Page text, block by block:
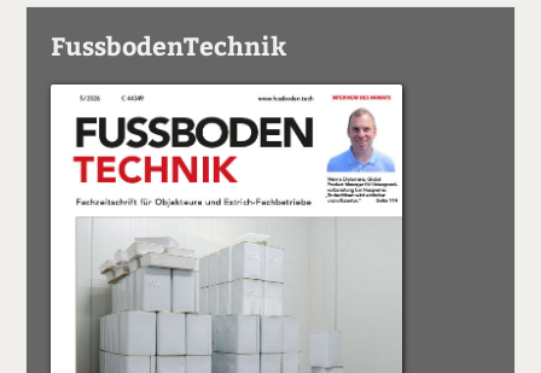
FussbodenTechnik